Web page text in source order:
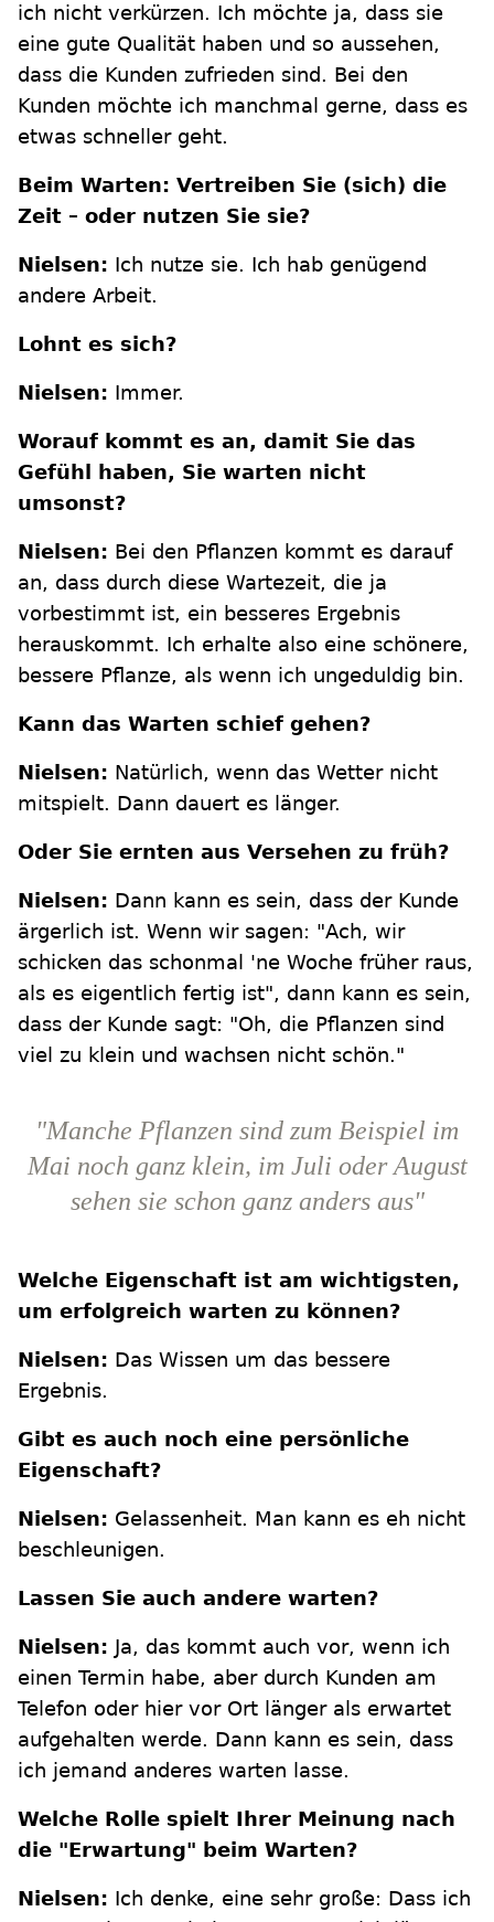
ich nicht verkürzen. Ich möchte ja, dass sie
eine gute Qualität haben und so aussehen,
dass die Kunden zufrieden sind. Bei den
Kunden möchte ich manchmal gerne, dass es
etwas schneller geht.
Beim Warten: Vertreiben Sie (sich) die
Zeit – oder nutzen Sie sie?
Nielsen: Ich nutze sie. Ich hab genügend
andere Arbeit.
Lohnt es sich?
Nielsen: Immer.
Worauf kommt es an, damit Sie das
Gefühl haben, Sie warten nicht
umsonst?
Nielsen: Bei den Pflanzen kommt es darauf
an, dass durch diese Wartezeit, die ja
vorbestimmt ist, ein besseres Ergebnis
herauskommt. Ich erhalte also eine schönere,
bessere Pflanze, als wenn ich ungeduldig bin.
Kann das Warten schief gehen?
Nielsen: Natürlich, wenn das Wetter nicht
mitspielt. Dann dauert es länger.
Oder Sie ernten aus Versehen zu früh?
Nielsen: Dann kann es sein, dass der Kunde
ärgerlich ist. Wenn wir sagen: "Ach, wir
schicken das schonmal 'ne Woche früher raus,
als es eigentlich fertig ist", dann kann es sein,
dass der Kunde sagt: "Oh, die Pflanzen sind
viel zu klein und wachsen nicht schön."
"Manche Pflanzen sind zum Beispiel im
Mai noch ganz klein, im Juli oder August
sehen sie schon ganz anders aus"
Welche Eigenschaft ist am wichtigsten,
um erfolgreich warten zu können?
Nielsen: Das Wissen um das bessere
Ergebnis.
Gibt es auch noch eine persönliche
Eigenschaft?
Nielsen: Gelassenheit. Man kann es eh nicht
beschleunigen.
Lassen Sie auch andere warten?
Nielsen: Ja, das kommt auch vor, wenn ich
einen Termin habe, aber durch Kunden am
Telefon oder hier vor Ort länger als erwartet
aufgehalten werde. Dann kann es sein, dass
ich jemand anderes warten lasse.
Welche Rolle spielt Ihrer Meinung nach
die "Erwartung" beim Warten?
Nielsen: Ich denke, eine sehr große: Dass ich